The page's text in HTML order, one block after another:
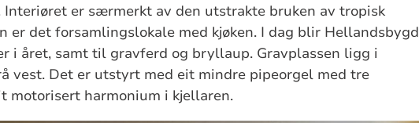
er særmerkt av den utstrakte bruken av tropisk
er det forsamlingslokale med kjøken. I dag blir Hellandsbygd
i året, samt til gravferd og bryllaup. Gravplassen ligg i
vest. Det er utstyrt med eit mindre pipeorgel med tre
motorisert harmonium i kjellaren.